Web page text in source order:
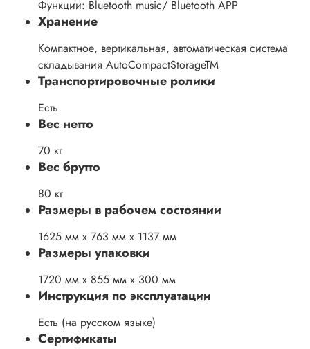
Функции: Bluetooth music/ Bluetooth APP
Хранение
Компактное, вертикальная, автоматическая система
складывания AutoCompactStorageTM
Транспортировочные ролики
Есть
Вес нетто
70 кг
Вес брутто
80 кг
Размеры в рабочем состоянии
1625 мм х 763 мм х 1137 мм
Размеры упаковки
1720 мм х 855 мм х 300 мм
Инструкция по эксплуатации
Есть (на русском языке)
Сертификаты